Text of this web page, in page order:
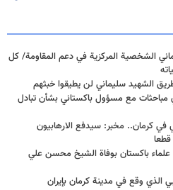
الشخصية المركزية في دعم المقاومة/ كل
الشهيد سليماني لن يطيقوا خبثهم
مباحثات مع مسؤول باكستاني بشأن تبادل
في كرمان.. مخبر: سيدفع الارهابيون
علماء باكستان بوفاة الشيخ محسن علي
الذي وقع في مدينة كرمان بإيران